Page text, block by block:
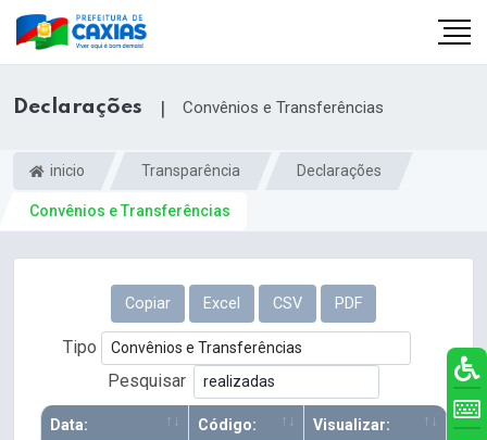
Declarações | Convênios e Transferências
inicio Transparência Declarações
Convênios e Transferências
Copiar Excel CSV PDF
Tipo
Pesquisar
Data: Código: Visualizar: